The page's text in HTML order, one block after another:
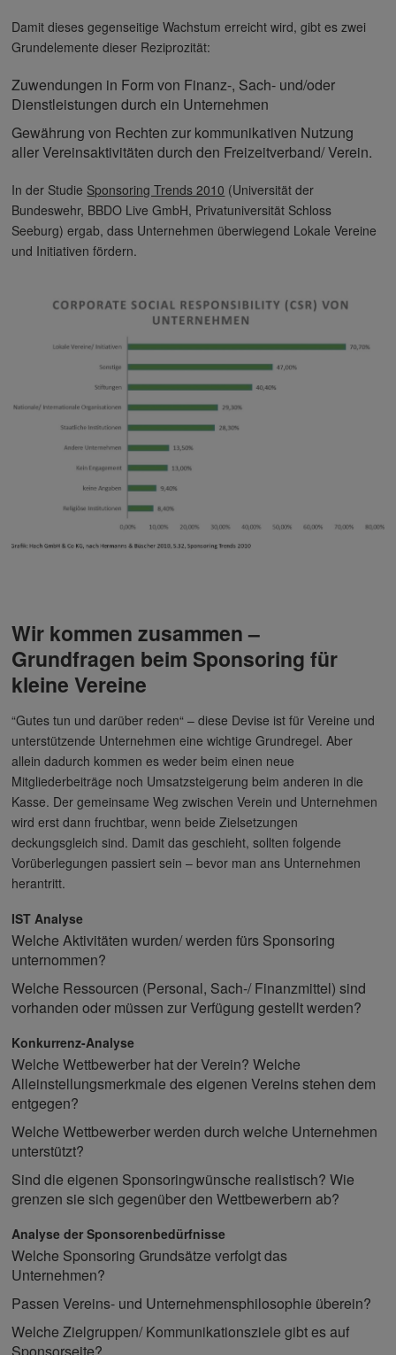
Damit dieses gegenseitige Wachstum erreicht wird, gibt es zwei
Grundelemente dieser Reziprozität:
Zuwendungen in Form von Finanz-, Sach- und/oder
Dienstleistungen durch ein Unternehmen
Gewährung von Rechten zur kommunikativen Nutzung
aller Vereinsaktivitäten durch den Freizeitverband/ Verein.
In der Studie Sponsoring Trends 2010 (Universität der
Bundeswehr, BBDO Live GmbH, Privatuniversität Schloss
Seeburg) ergab, dass Unternehmen überwiegend Lokale Vereine
und Initiativen fördern.
Wir kommen zusammen –
Grundfragen beim Sponsoring für
kleine Vereine
“Gutes tun und darüber reden“ – diese Devise ist für Vereine und
unterstützende Unternehmen eine wichtige Grundregel. Aber
allein dadurch kommen es weder beim einen neue
Mitgliederbeiträge noch Umsatzsteigerung beim anderen in die
Kasse. Der gemeinsame Weg zwischen Verein und Unternehmen
wird erst dann fruchtbar, wenn beide Zielsetzungen
deckungsgleich sind. Damit das geschieht, sollten folgende
Vorüberlegungen passiert sein – bevor man ans Unternehmen
herantritt.
IST Analyse
Welche Aktivitäten wurden/ werden fürs Sponsoring
unternommen?
Welche Ressourcen (Personal, Sach-/ Finanzmittel) sind
vorhanden oder müssen zur Verfügung gestellt werden?
Konkurrenz-Analyse
Welche Wettbewerber hat der Verein? Welche
Alleinstellungsmerkmale des eigenen Vereins stehen dem
entgegen?
Welche Wettbewerber werden durch welche Unternehmen
unterstützt?
Sind die eigenen Sponsoringwünsche realistisch? Wie
grenzen sie sich gegenüber den Wettbewerbern ab?
Analyse der Sponsorenbedürfnisse
Welche Sponsoring Grundsätze verfolgt das
Unternehmen?
Passen Vereins- und Unternehmensphilosophie überein?
Welche Zielgruppen/ Kommunikationsziele gibt es auf